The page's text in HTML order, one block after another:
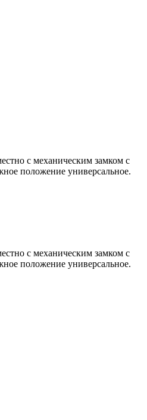
с механическим замком с
положение универсальное.
с механическим замком с
положение универсальное.